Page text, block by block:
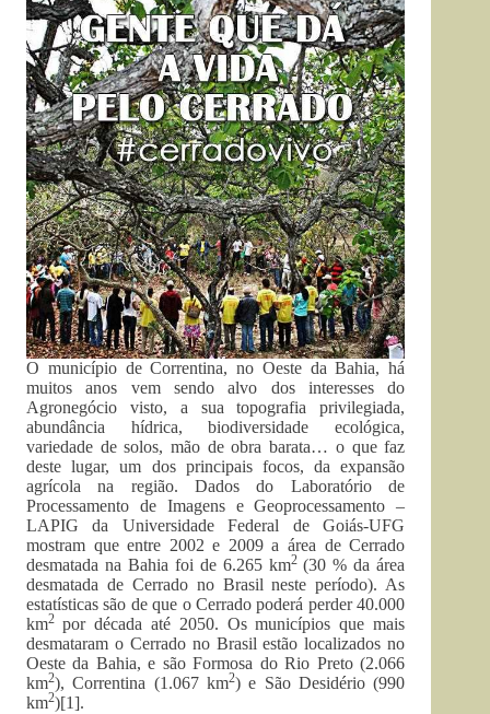
O município de Correntina, no Oeste da Bahia, há
muitos anos vem sendo alvo dos interesses do
Agronegócio visto, a sua topografia privilegiada,
abundância hídrica, biodiversidade ecológica,
variedade de solos, mão de obra barata… o que faz
deste lugar, um dos principais focos, da expansão
agrícola na região. Dados do Laboratório de
Processamento de Imagens e Geoprocessamento –
LAPIG da Universidade Federal de Goiás-UFG
mostram que entre 2002 e 2009 a área de Cerrado
desmatada na Bahia foi de 6.265 km2 (30 % da área
desmatada de Cerrado no Brasil neste período). As
estatísticas são de que o Cerrado poderá perder 40.000
km2 por década até 2050. Os municípios que mais
desmataram o Cerrado no Brasil estão localizados no
Oeste da Bahia, e são Formosa do Rio Preto (2.066
km2), Correntina (1.067 km2) e São Desidério (990
km2)[1].